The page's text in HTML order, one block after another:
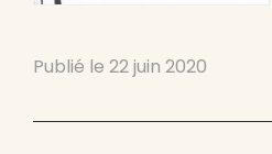
Publié le 22 juin 2020